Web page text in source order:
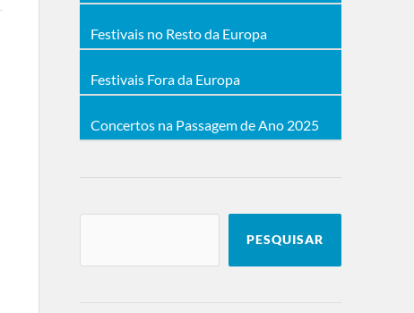
Festivais no Resto da Europa
Festivais Fora da Europa
Concertos na Passagem de Ano 2025
PESQUISAR